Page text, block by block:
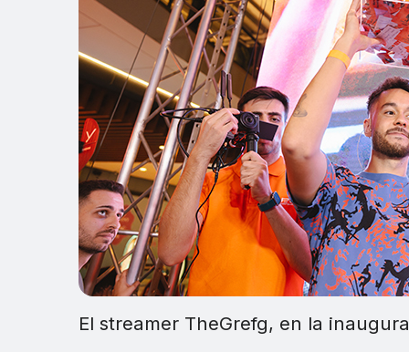
El streamer TheGrefg, en la